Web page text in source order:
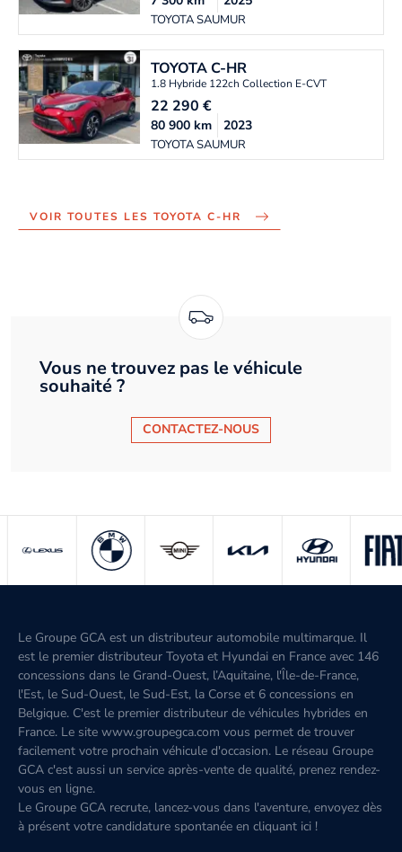
TOYOTA SAUMUR
TOYOTAC-HR
1.8 Hybride 122ch Collection E-CVT
22 290€
TOYOTA SAUMUR
80 900km 2023
VOIR TOUTES LES TOYOTA C-HR
Vous ne trouvez pas le véhicule
souhaité ?
CONTACTEZ-NOUS
Le Groupe GCA est un distributeur automobile multimarque. Il
est le premier distributeur Toyota et Hyundai en France avec 146
concessions dans le Grand-Ouest, l’Aquitaine, l'Île-de-France,
l'Est, le Sud-Ouest, le Sud-Est, la Corse et 6 concessions en
Belgique. C'est le premier distributeur de véhicules hybrides en
France. Le site www.groupegca.com vous permet de trouver
facilement votre prochain véhicule d'occasion. Le réseau Groupe
GCA c'est aussi un service après-vente de qualité, prenez rendez-
vous en ligne.
Le Groupe GCA recrute, lancez-vous dans l'aventure, envoyez dès
à présent votre candidature spontanée en cliquant ici !